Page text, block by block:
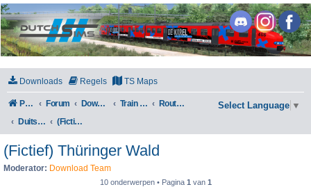
DutchSims
Downloads Regels TS Maps
Portal Forum Downloads Train Simulator Classic
Routes en Scenarios
Duitsland
(Fictief) Thüringer Wald
Select Language ▼
(Fictief) Thüringer Wald
Moderator: Download Team
10 onderwerpen • Pagina 1 van 1